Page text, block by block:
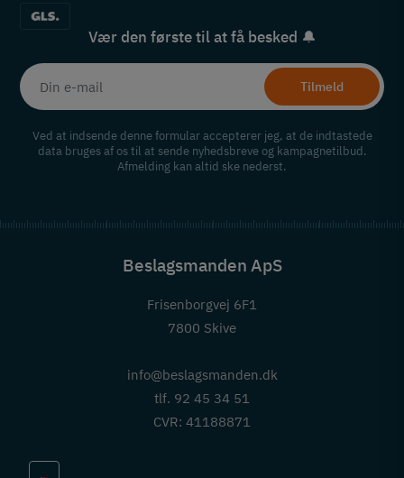
Vær den første til at få besked 🔔
Tilmeld
Ved at indsende denne formular accepterer jeg, at de indtastede
data bruges af os til at sende nyhedsbreve og kampagnetilbud.
Afmelding kan altid ske nederst.
Beslagsmanden ApS
Frisenborgvej 6F1
7800 Skive
info@beslagsmanden.dk
tlf. 92 45 34 51
CVR: 41188871